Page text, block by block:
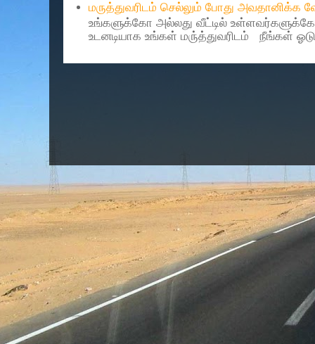
மருத்துவரிடம் செல்லும் போது அவதானிக்க
உங்களுக்கோ அல்லது வீட்டில்
உடனடியாக உங்கள் மரு்த்துவரிடம் நீங்கள்